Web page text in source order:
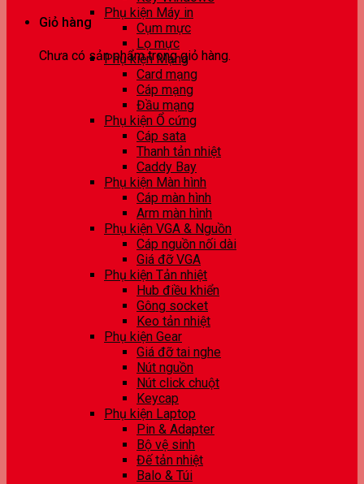
Giỏ hàng
Chưa có sản phẩm trong giỏ hàng.
Phụ kiện Máy in
Cụm mực
Lọ mực
Phụ kiện Mạng
Card mạng
Cáp mạng
Đầu mạng
Phụ kiện Ổ cứng
Cáp sata
Thanh tản nhiệt
Caddy Bay
Phụ kiện Màn hình
Cáp màn hình
Arm màn hình
Phụ kiện VGA & Nguồn
Cáp nguồn nối dài
Giá đỡ VGA
Phụ kiện Tản nhiệt
Hub điều khiển
Gông socket
Keo tản nhiệt
Phụ kiện Gear
Giá đỡ tai nghe
Nút nguồn
Nút click chuột
Keycap
Phụ kiện Laptop
Pin & Adapter
Bộ vệ sinh
Đế tản nhiệt
Balo & Túi